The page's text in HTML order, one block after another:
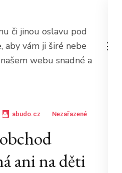
či jinou oslavu pod
aby vám ji širé nebe
webu snadné a
abudo.cz Nezařazené
ani na děti